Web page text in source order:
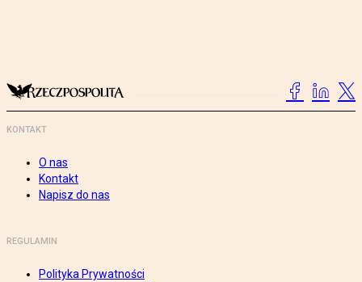
KONTAKT
O nas
Kontakt
Napisz do nas
REGULAMIN
Polityka Prywatności